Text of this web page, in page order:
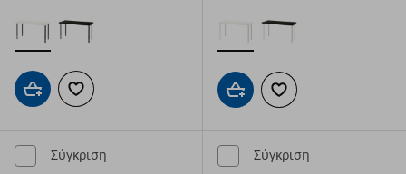
Προσθήκη στο καλάθι
Προσθήκη στα αγαπημένα Προσθήκη στο καλάθι
Προσθήκη στα
Σύγκριση Σύγκριση